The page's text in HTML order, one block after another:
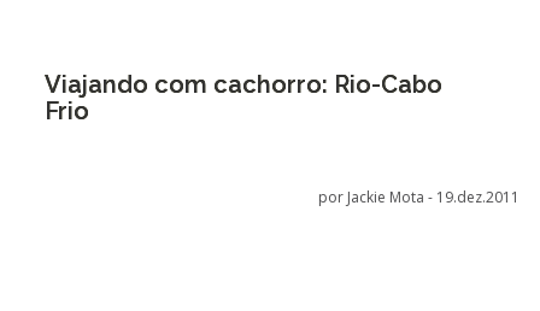
Viajando com cachorro: Rio-Cabo
Frio
por Jackie Mota - 19.dez.2011